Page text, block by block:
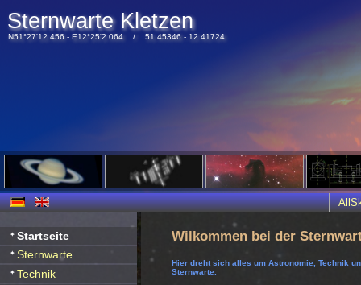
Sternwarte Kletzen
N51°27'12.456 - E12°25'2.064 / 51.45346 - 12.41724
Startseite
Sternwarte
Technik
Wilkommen bei der
Hier dreht sich alles um Astronomie, Technik
Sternwarte.